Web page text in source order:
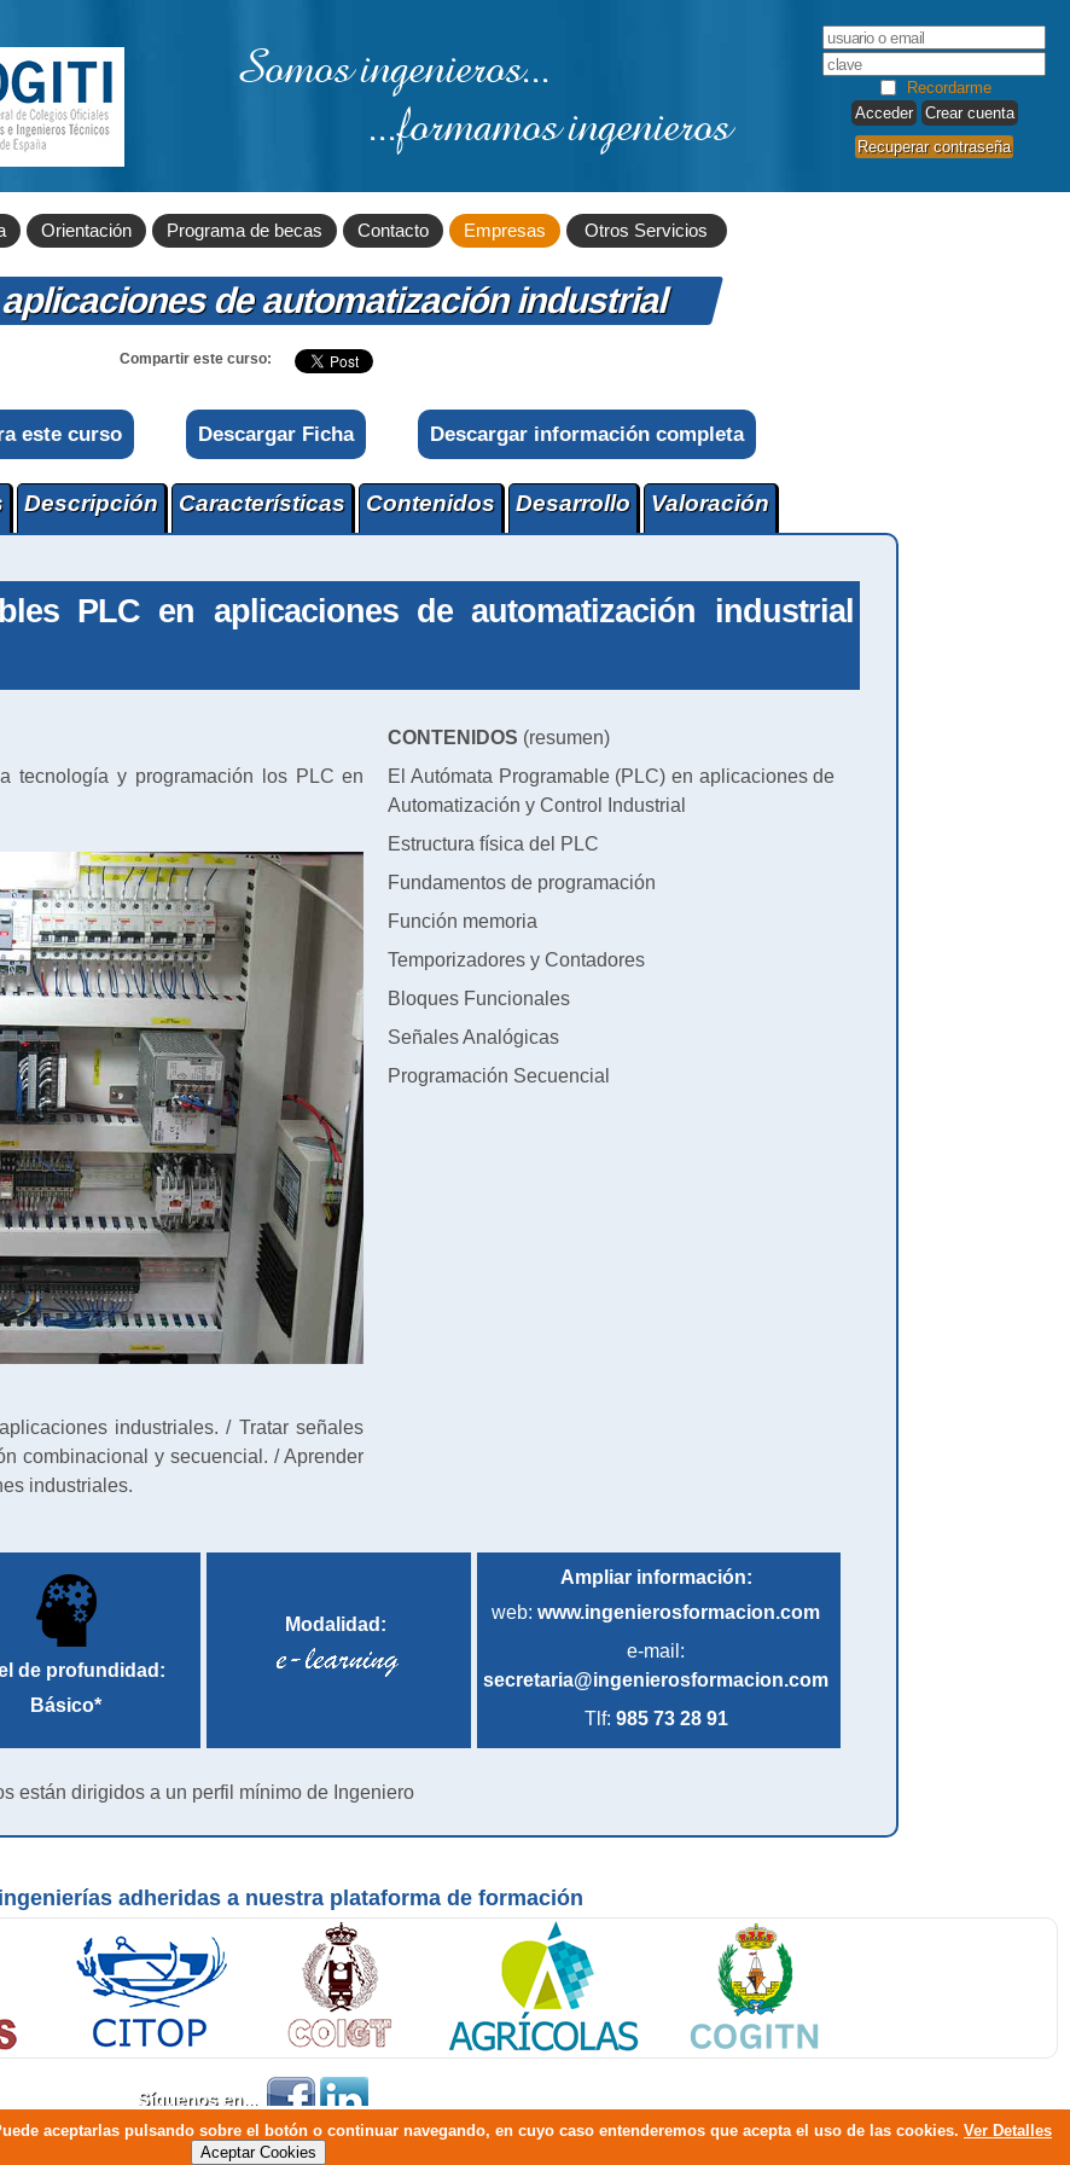
aceptarlas pulsando sobre el botón o continuar navegando, en cuyo caso entenderemos que acepta el uso de las cookies. Ver Detalles
Somos ingenieros...
...formamos ingenieros
Recordarme
Crear cuenta
Recuperar contraseña
Orientación Programa de becas Contacto Empresas Otros Servicios
de automatización industrial
Compartir este curso:
este curso Descargar Ficha Descargar información completa
Descripción Características Contenidos Desarrollo Valoración
PLC en aplicaciones de automatización industrial
tecnología y programación los PLC en
industriales. / Tratar señales
combinacional y secuencial. / Aprender
industriales.
CONTENIDOS (resumen)
El Autómata Programable (PLC) en aplicaciones de
Automatización y Control Industrial
Estructura física del PLC
Fundamentos de programación
Función memoria
Temporizadores y Contadores
Bloques Funcionales
Señales Analógicas
Programación Secuencial
de profundidad:
Básico*
Modalidad:
Ampliar información:
web:www.ingenierosformacion.com
e-mail:
secretaria@ingenierosformacion.com
Tlf: 985 73 28 91
están dirigidos a un perfil mínimo de Ingeniero
adheridas a nuestra plataforma de formación
Síguenos en...
COGITI Consejo General de la Ingeniería Técnica Industrial de España - Todos los derechos reservados.